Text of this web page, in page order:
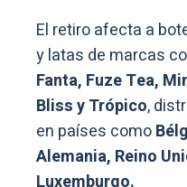
El retiro afecta a
y latas de marcas
Fanta, Fuze Tea,
Bliss y Trópico,
en países como
Alemania, Reino
Luxemburgo.